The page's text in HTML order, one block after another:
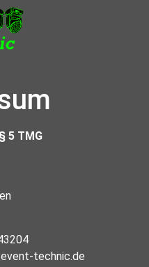
5 TMG
technic.de